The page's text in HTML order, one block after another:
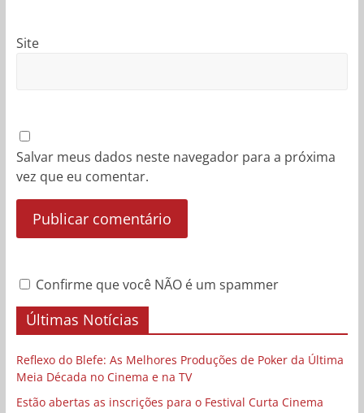
Site
Salvar meus dados neste navegador para a próxima
vez que eu comentar.
Confirme que você NÃO é um spammer
Últimas Notícias
Reflexo do Blefe: As Melhores Produções de Poker da Última
Meia Década no Cinema e na TV
Estão abertas as inscrições para o Festival Curta Cinema